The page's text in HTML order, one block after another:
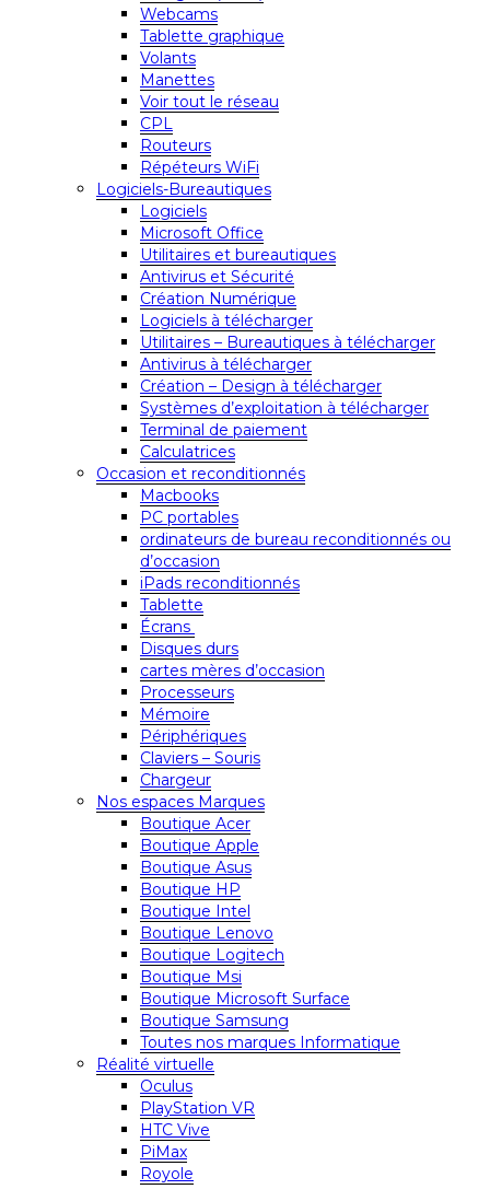
Webcams
Tablette graphique
Volants
Manettes
Voir tout le réseau
CPL
Routeurs
Répéteurs WiFi
Logiciels-Bureautiques
Logiciels
Microsoft Office
Utilitaires et bureautiques
Antivirus et Sécurité
Création Numérique
Logiciels à télécharger
Utilitaires – Bureautiques à télécharger
Antivirus à télécharger
Création – Design à télécharger
Systèmes d’exploitation à télécharger
Terminal de paiement
Calculatrices
Occasion et reconditionnés
Macbooks
PC portables
ordinateurs de bureau reconditionnés ou
d’occasion
iPads reconditionnés
Tablette
Écrans
Disques durs
cartes mères d’occasion
Processeurs
Mémoire
Périphériques
Claviers – Souris
Chargeur
Nos espaces Marques
Boutique Acer
Boutique Apple
Boutique Asus
Boutique HP
Boutique Intel
Boutique Lenovo
Boutique Logitech
Boutique Msi
Boutique Microsoft Surface
Boutique Samsung
Toutes nos marques Informatique
Réalité virtuelle
Oculus
PlayStation VR
HTC Vive
PiMax
Royole